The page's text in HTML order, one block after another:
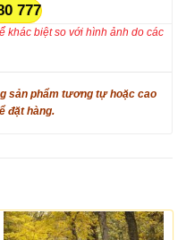
777
khác biệt so với hình ảnh do các
sản phẩm tương tự hoặc cao
đặt hàng.